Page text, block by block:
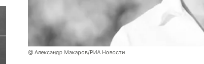
@ Александр Макаров/РИА Новости